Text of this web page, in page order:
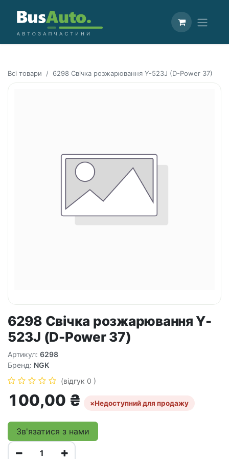
Всі товари 6298 Свічка розжарювання Y-523J (D-Power 37)
6298 Свічка розжарювання Y-
523J (D-Power 37)
Артикул: 6298
Бренд: NGK
(відгук 0 )
100,00 ₴ ×Недоступний для продажу
Зв'язатися з нами